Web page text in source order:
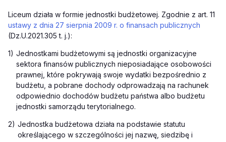
Liceum działa w formie jednostki budżetowej. Zgodnie z art. 11
ustawy z dnia 27 sierpnia 2009 r. o finansach publicznych
(Dz.U.2021.305 t. j.):
1) Jednostkami budżetowymi są jednostki organizacyjne
sektora finansów publicznych nieposiadające osobowości
prawnej, które pokrywają swoje wydatki bezpośrednio z
budżetu, a pobrane dochody odprowadzają na rachunek
odpowiednio dochodów budżetu państwa albo budżetu
jednostki samorządu terytorialnego.
2) Jednostka budżetowa działa na podstawie statutu
określającego w szczególności jej nazwę, siedzibę i